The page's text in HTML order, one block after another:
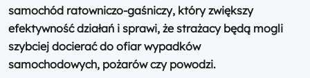
samochód ratowniczo-gaśniczy, który zwiększy
efektywność działań i sprawi, że strażacy będą mogli
szybciej docierać do ofiar wypadków
samochodowych, pożarów czy powodzi.